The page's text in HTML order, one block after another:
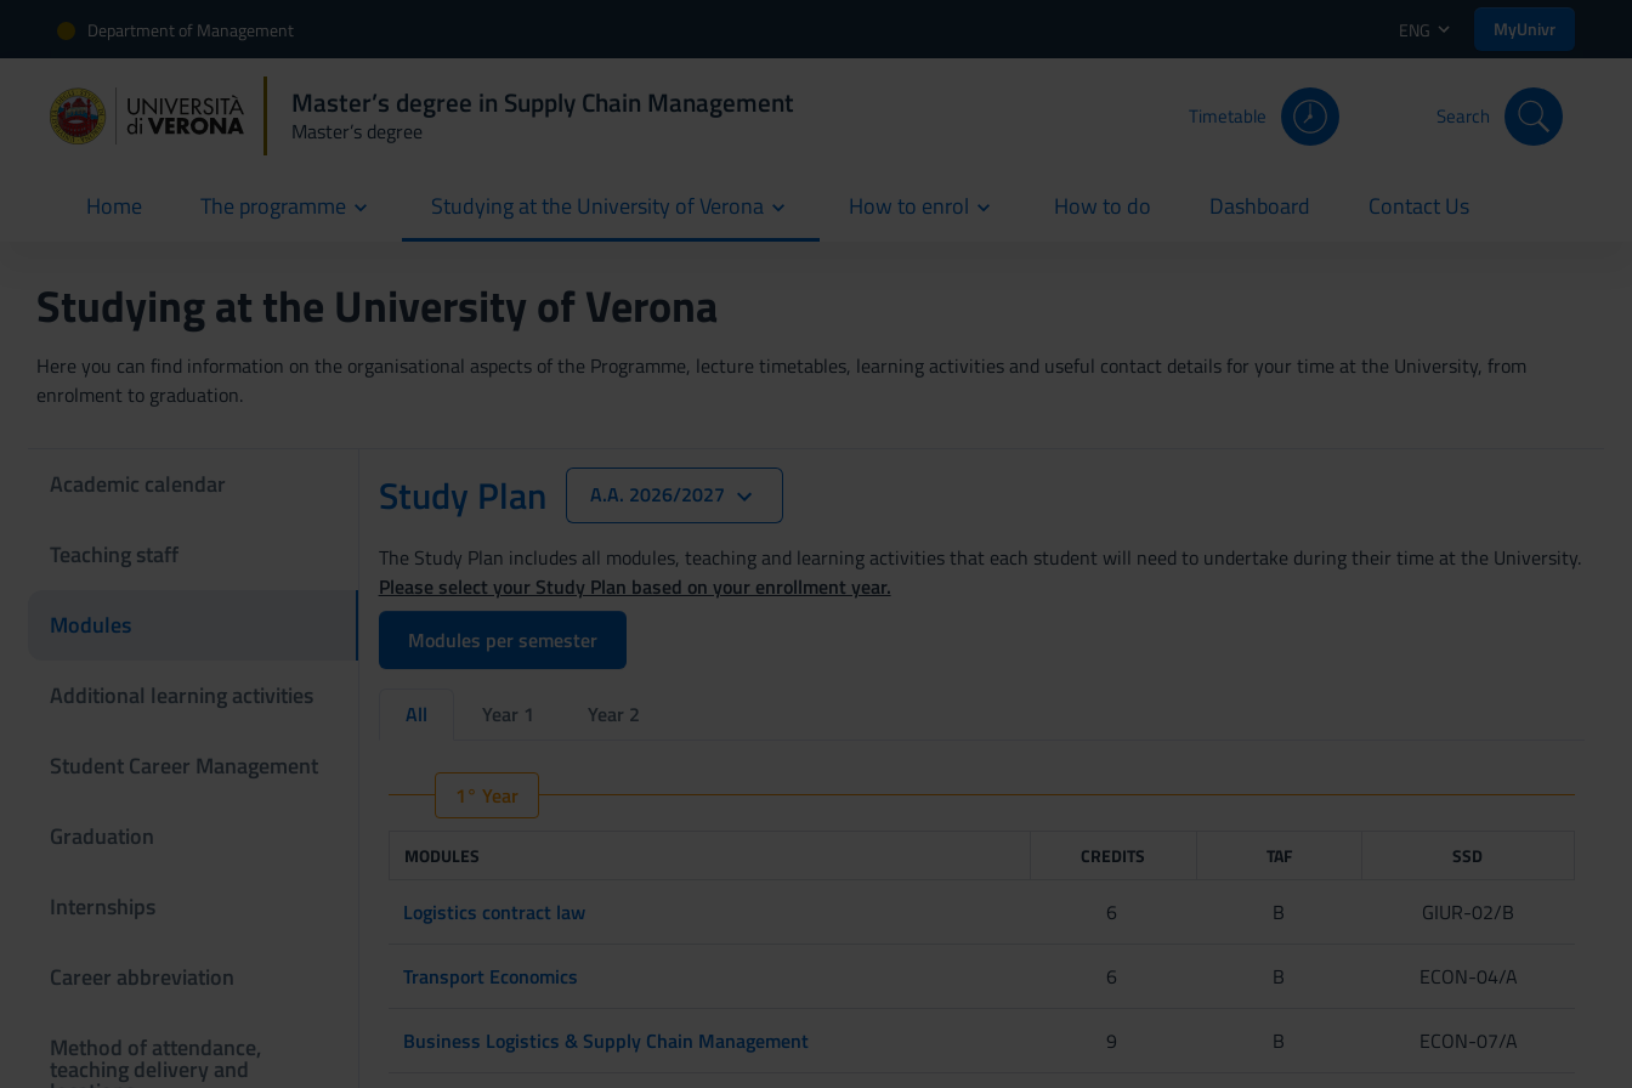
Department of Management ENG MyUnivr
Master’s degree in Supply Chain Management
Master’s degree
Timetable Search
Home
current The programme Studying at the University of Verona How to enrol How to do
current Dashboard
current Contact Us
current
Studying at the University of Verona
Here you can find information on the organisational aspects of the Programme, lecture timetables, learning activities and useful contact details for your time at the University, from
enrolment to graduation.
Academic calendar
Teaching staff
Modules
Additional learning activities
Student Career Management
Graduation
Internships
Career abbreviation
Method of attendance,
teaching delivery and
Study Plan A.A. 2026/2027
The Study Plan includes all modules, teaching and learning activities that each student will need to undertake during their time at the University.
Please select your Study Plan based on your enrollment year.
Modules per semester
All Year 1 Year 2
1° Year
MODULES CREDITS TAF SSD
Logistics contract law 6 B GIUR-02/B
Transport Economics 6 B ECON-04/A
Business Logistics & Supply Chain Management 9 B ECON-07/A